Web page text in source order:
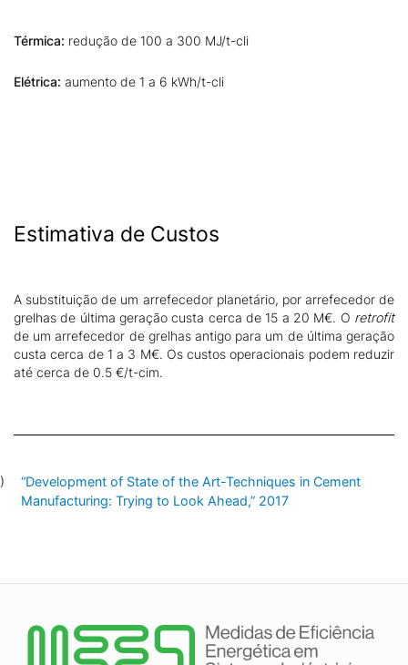
Térmica: redução de 100 a 300 MJ/t-cli
Elétrica: aumento de 1 a 6 kWh/t-cli
Estimativa de Custos
A substituição de um arrefecedor planetário, por arrefecedor de
grelhas de última geração custa cerca de 15 a 20 M€. O retrofit
de um arrefecedor de grelhas antigo para um de última geração
custa cerca de 1 a 3 M€. Os custos operacionais podem reduzir
até cerca de 0.5 €/t-cim.
“Development of State of the Art-Techniques in Cement
Manufacturing: Trying to Look Ahead,” 2017